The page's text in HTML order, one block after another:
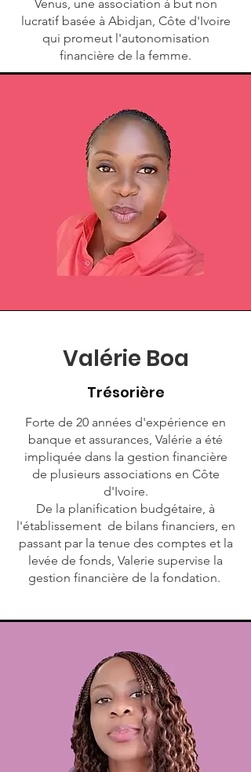
Venus, une association á but non
lucratif basée à Abidjan, Côte d'Ivoire
qui promeut l'autonomisation
financière de la femme.
Valérie Boa
Trésorière
Forte de 20 années d'expérience en
banque et assurances, Valérie a été
impliquée dans la gestion financière
de plusieurs associations en Côte
d'Ivoire.
De la planification budgétaire, à
l'établissement de bilans financiers, en
passant par la tenue des comptes et la
levée de fonds, Valerie supervise la
gestion financière de la fondation.